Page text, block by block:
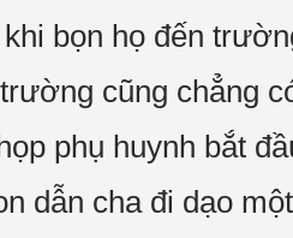
bọn họ đến
cũng chẳng
phụ huynh bắt
dẫn cha đi dạo